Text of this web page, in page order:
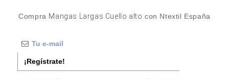
Compra Mangas Largas Cuello alto con Ntextil España
¡Regístrate!